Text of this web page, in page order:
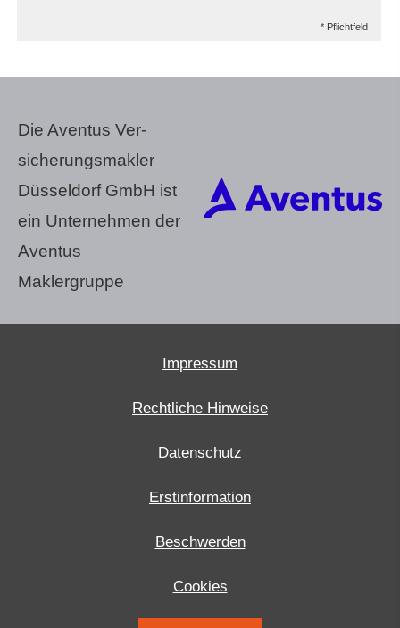
* Pflichtfeld
Die Aventus Ver­
sicherungs­makler
Düsseldorf GmbH ist
ein Unternehmen der
Aventus
Maklergruppe
Impressum
Rechtliche Hinweise
Datenschutz
Erstinformation
Beschwerden
Cookies